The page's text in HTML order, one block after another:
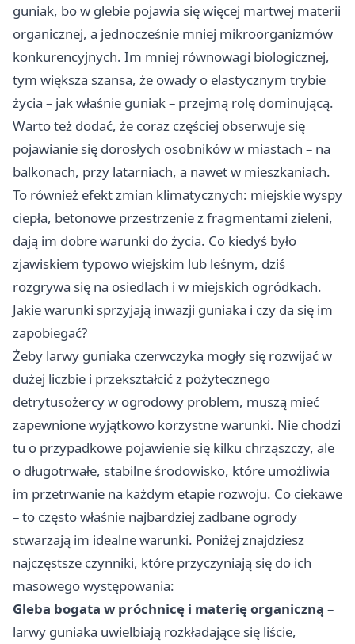
guniak, bo w glebie pojawia się więcej martwej materii
organicznej, a jednocześnie mniej mikroorganizmów
konkurencyjnych. Im mniej równowagi biologicznej,
tym większa szansa, że owady o elastycznym trybie
życia – jak właśnie guniak – przejmą rolę dominującą.
Warto też dodać, że coraz częściej obserwuje się
pojawianie się dorosłych osobników w miastach – na
balkonach, przy latarniach, a nawet w mieszkaniach.
To również efekt zmian klimatycznych: miejskie wyspy
ciepła, betonowe przestrzenie z fragmentami zieleni,
dają im dobre warunki do życia. Co kiedyś było
zjawiskiem typowo wiejskim lub leśnym, dziś
rozgrywa się na osiedlach i w miejskich ogródkach.
Jakie warunki sprzyjają inwazji guniaka i czy da się im
zapobiegać?
Żeby larwy guniaka czerwczyka mogły się rozwijać w
dużej liczbie i przekształcić z pożytecznego
detrytusożercy w ogrodowy problem, muszą mieć
zapewnione wyjątkowo korzystne warunki. Nie chodzi
tu o przypadkowe pojawienie się kilku chrząszczy, ale
o długotrwałe, stabilne środowisko, które umożliwia
im przetrwanie na każdym etapie rozwoju. Co ciekawe
– to często właśnie najbardziej zadbane ogrody
stwarzają im idealne warunki. Poniżej znajdziesz
najczęstsze czynniki, które przyczyniają się do ich
masowego występowania:
Gleba bogata w próchnicę i materię organiczną –
larwy guniaka uwielbiają rozkładające się liście,